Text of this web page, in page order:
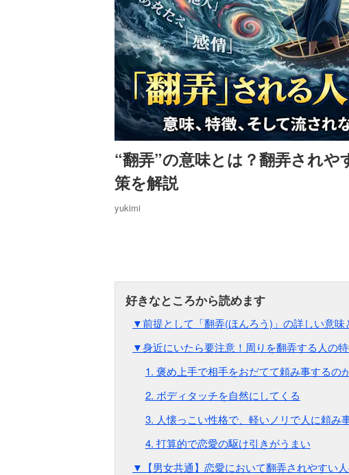
“翻弄”の意味とは？翻弄され
策を解説
yukimi
▼前提として「翻弄(ほんろう)」の詳しい意味
▼身近にいたら要注意！周りを翻弄する人の
1. 褒め上手で相手をおだてて頼み事するの
2. ボディタッチを自然にしてくる
3. 人懐っこい性格で、軽いノリで人に頼み
4. 打算的で恋愛の駆け引きがうまい
▼【男女共通】恋愛において翻弄されやすい